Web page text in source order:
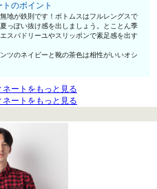
のポイント
地が鉄則です！ボトムスはフルレングスで
っぽい抜け感を出しましょう。とことん季
スパドリーユやスリッポンで素足感を出す
ツのネイビーと靴の茶色は相性がいいオシ
ートをもっと見る
ートをもっと見る